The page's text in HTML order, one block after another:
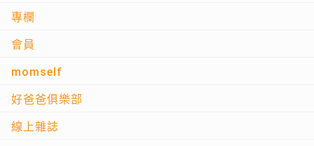
專欄
會員
momself
好爸爸俱樂部
線上雜誌